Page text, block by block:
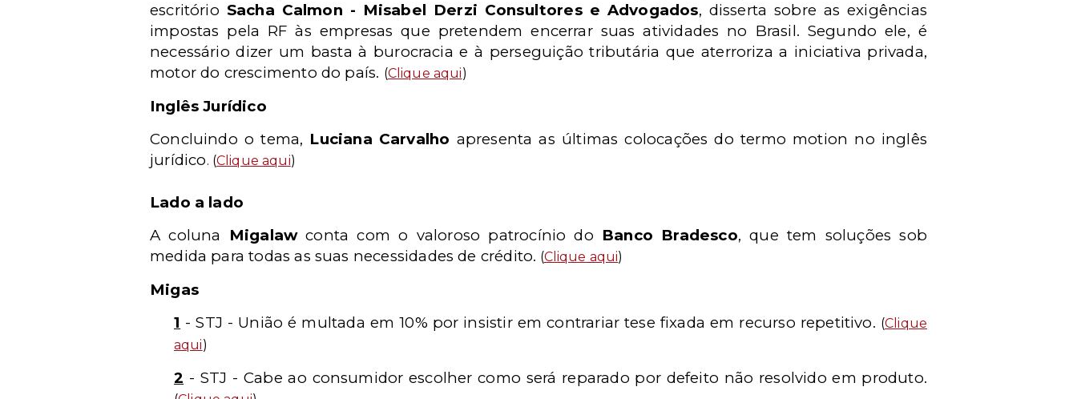
escritório Sacha Calmon - Misabel Derzi Consultores e Advogados, disserta sobre as exigências
impostas pela RF às empresas que pretendem encerrar suas atividades no Brasil. Segundo ele, é
necessário dizer um basta à burocracia e à perseguição tributária que aterroriza a iniciativa privada,
motor do crescimento do país. (Clique aqui)
Inglês Jurídico
Concluindo o tema, Luciana Carvalho apresenta as últimas colocações do termo motion no inglês
jurídico. (Clique aqui)
Lado a lado
A coluna Migalawconta com o valoroso patrocínio do Banco Bradesco, que tem soluções sob
medida para todas as suas necessidades de crédito. (Clique aqui)
Migas
1 - STJ - União é multada em 10% por insistir em contrariar tese fixada em recurso repetitivo. (Clique
aqui)
2 - STJ - Cabe ao consumidor escolher como será reparado por defeito não resolvido em produto.